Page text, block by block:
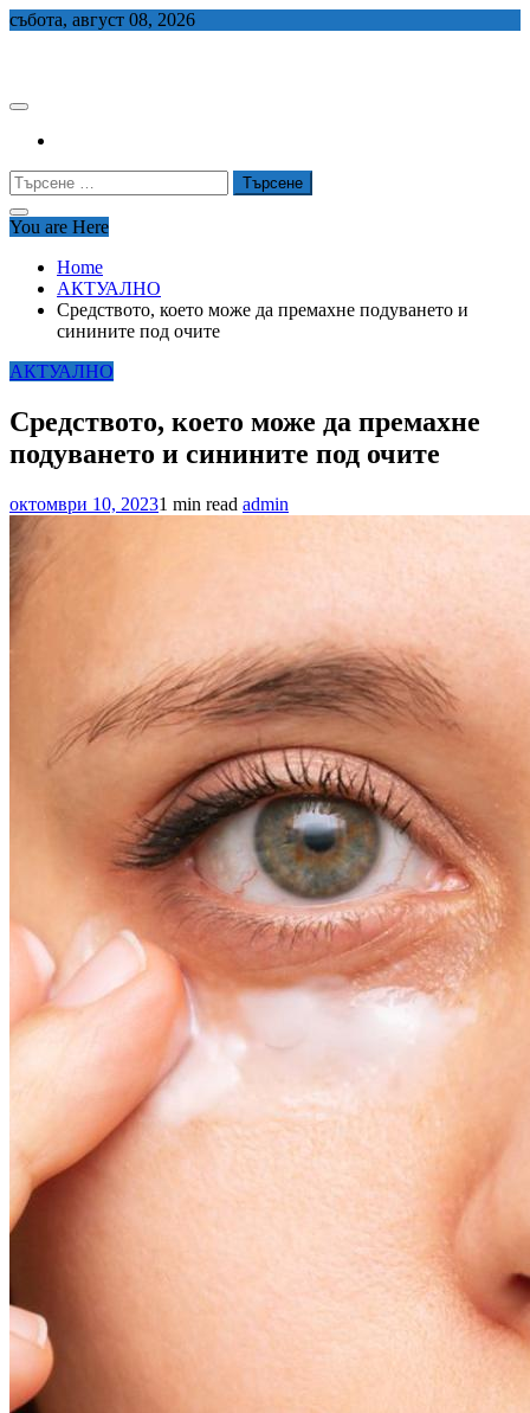
Skip
събота, август 08, 2026
Търсене
за:
You are Here
Home
АКТУАЛНО
Средството, което може да премахне подуването и
синините под очите
АКТУАЛНО
Средството, което може да премахне
подуването и синините под очите
октомври 10, 20231 min read admin